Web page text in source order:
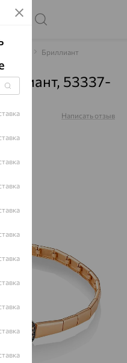
Бриллиант
53337-
Написать отзыв